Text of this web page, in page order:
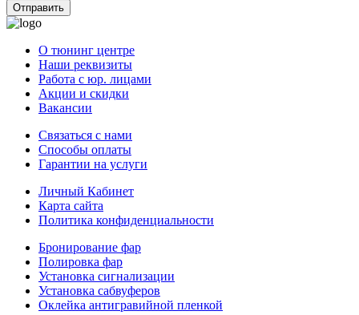
Отправить
О тюнинг центре
Наши реквизиты
Работа с юр. лицами
Акции и скидки
Вакансии
Связаться с нами
Способы оплаты
Гарантии на услуги
Личный Кабинет
Карта сайта
Политика конфиденциальности
Бронирование фар
Полировка фар
Установка сигнализации
Установка сабвуферов
Оклейка антигравийной пленкой